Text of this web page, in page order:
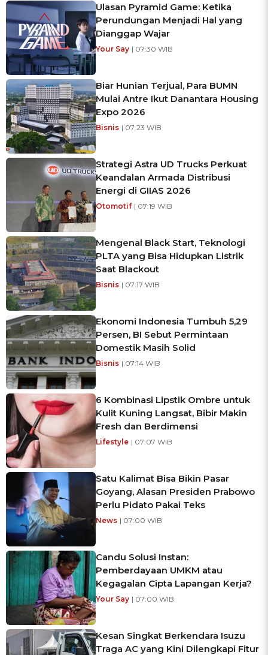
Ulasan Pyramid Game: Ketika
Perundungan Menjadi Hal yang
Dianggap Wajar
Your Say | 07:30 WIB
Biar Hunian Terjual, Para BUMN
Mulai Antre Ikut Danantara Housing
Expo 2026
Bisnis | 07:23 WIB
Strategi Astra UD Trucks Perkuat
Keandalan Armada Distribusi
Energi di GIIAS 2026
Otomotif | 07:19 WIB
Mengenal Black Start, Teknologi
PLTA yang Bisa Hidupkan Listrik
Saat Blackout
Bisnis | 07:17 WIB
Ekonomi Indonesia Tumbuh 5,29
Persen, BI Sebut Permintaan
Domestik Masih Solid
Bisnis | 07:14 WIB
6 Kombinasi Lipstik Ombre untuk
Kulit Kuning Langsat, Bibir Makin
Fresh dan Berdimensi
Lifestyle | 07:07 WIB
Satu Kalimat Bisa Bikin Pasar
Goyang, Alasan Presiden Prabowo
Perlu Pidato Pakai Teks
News | 07:00 WIB
Candu Solusi Instan:
Pemberdayaan UMKM atau
Kegagalan Cipta Lapangan Kerja?
Your Say | 07:00 WIB
Kesan Singkat Berkendara Isuzu
Traga AC yang Kini Dilengkapi Fitur